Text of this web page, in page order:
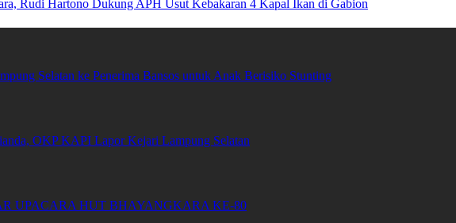
Rudi Hartono Dukung APH Usut Kebakaran 4 Kapal Ikan di Gabion
Selatan ke Penerima Bansos untuk Anak Berisiko Stunting
OKP KAPI Lapor Kejari Lampung Selatan
UPACARA HUT BHAYANGKARA KE-80